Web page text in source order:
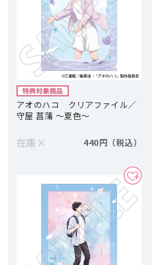
アオのハコ クリアファイル／
守屋 菖蒲 ～夏色～
在庫 × 440円